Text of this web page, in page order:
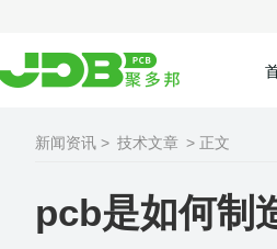
新闻资讯 > 技术文章 > 正文
pcb是如何制